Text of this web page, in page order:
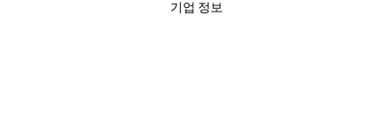
기업 정보